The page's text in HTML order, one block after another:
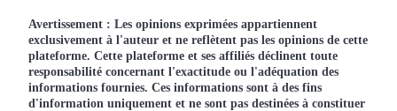
Exclusive for BitMart Users
Register & Trade to Win 500,000 USDT
Avertissement : Les opinions exprimées appartiennent
exclusivement à l'auteur et ne reflètent pas les opinions de cette
plateforme. Cette plateforme et ses affiliés déclinent toute
responsabilité concernant l'exactitude ou l'adéquation des
informations fournies. Ces informations sont à des fins
d'information uniquement et ne sont pas destinées à constituer